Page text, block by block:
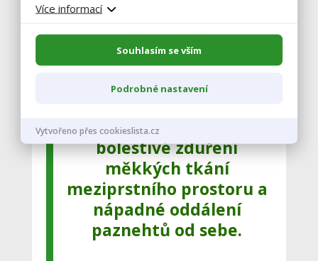
meziprstí, která jsou vstupní branou
imunita zvířat.
teplé, tuhé a velmi
bolestivé zduření
měkkých tkání
meziprstního prostoru a
nápadné oddálení
paznehtů od sebe.
Více informací
Souhlasím se vším
Podrobné nastavení
Vytvořeno přes cookieslista.cz